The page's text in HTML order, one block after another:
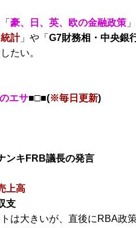
豪、日、英、欧の金融政策
計」や「 G7財務相・中央銀
たい。
エサ■□■(※毎日更新)
ンキFRB議長の発言
上高
支
は大きいが、直後にRBA政